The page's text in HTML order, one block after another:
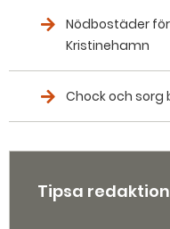
Nödbostäder för
Kristinehamn
Chock och sorg
Tipsa